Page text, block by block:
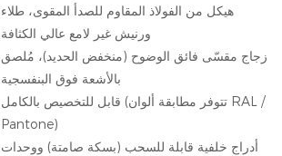
هيكل من الفولاذ المقاوم للصدأ المقوى، طلاء
ورنيش غير لامع عالي الكثافة
زجاج مقسّى فائق الوضوح (منخفض الحديد)، مُلصق
بالأشعة فوق البنفسجية
قابل للتخصيص بالكامل (تتوفر مطابقة ألوان RAL /
Pantone)
أدراج خلفية قابلة للسحب (بسكة صامتة) ووحدات